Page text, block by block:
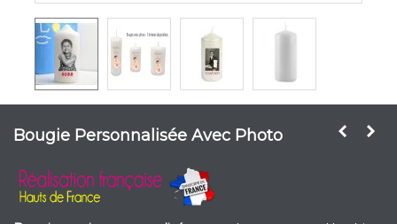
Bougie Personnalisée Avec Photo